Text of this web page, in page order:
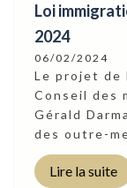
Loi
2024
06/02/2024
Le projet de
Conseil des
Gérald
des outre-
Lire la suite